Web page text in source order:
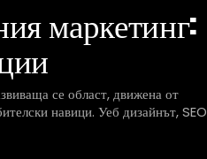
маркетинг:
се област, движена от
навици. Уеб дизайнът, SEO